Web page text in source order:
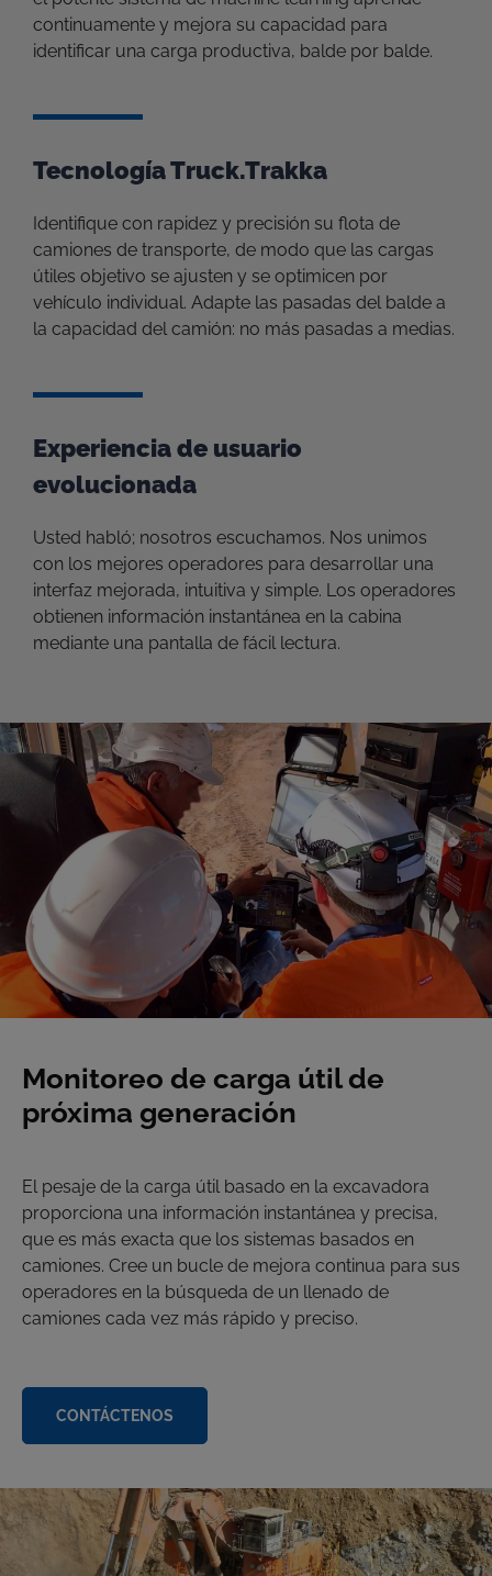
continuamente y mejora su capacidad para
identificar una carga productiva, balde por balde.
Tecnología Truck.Trakka
Identifique con rapidez y precisión su flota de
camiones de transporte, de modo que las cargas
útiles objetivo se ajusten y se optimicen por
vehículo individual. Adapte las pasadas del balde a
la capacidad del camión: no más pasadas a medias.
Experiencia de usuario
evolucionada
Usted habló; nosotros escuchamos. Nos unimos
con los mejores operadores para desarrollar una
interfaz mejorada, intuitiva y simple. Los operadores
obtienen información instantánea en la cabina
mediante una pantalla de fácil lectura.
Monitoreo de carga útil de
próxima generación
El pesaje de la carga útil basado en la excavadora
proporciona una información instantánea y precisa,
que es más exacta que los sistemas basados en
camiones. Cree un bucle de mejora continua para sus
operadores en la búsqueda de un llenado de
camiones cada vez más rápido y preciso.
CONTÁCTENOS